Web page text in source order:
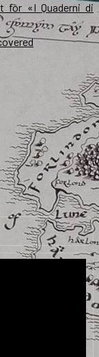
for «I Quaderni di